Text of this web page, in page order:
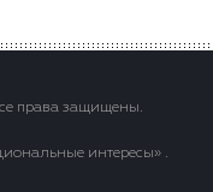
права защищены.
интересы» .